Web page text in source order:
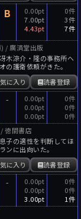
B
0.00pt
7.00pt
4.43pt
0件
3件
7件
/ 廣済堂出版
木涼介・隆の事務所へ
の護衛依頼がきた。
読書登録
に入り
-
0.00pt
0.00pt
0.00pt
0件
0件
0件
徳間書店
子の適性を判断してほ
ンに出向いた。
読書登録
に入り
-
0.00pt
0.00pt
3.00pt
0件
0件
1件